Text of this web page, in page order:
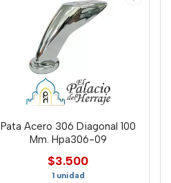
Pata Acero 306 Diagonal 100
Mm. Hpa306-09
$3.500
1 unidad